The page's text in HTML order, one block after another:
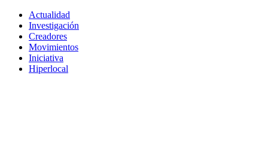
Actualidad
Investigación
Creadores
Movimientos
Iniciativa
Hiperlocal